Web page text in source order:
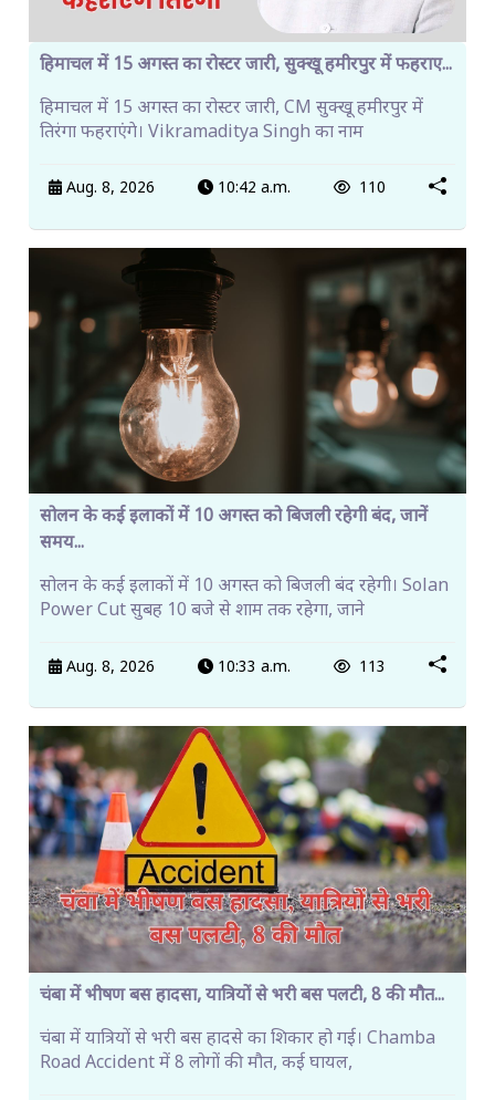
हिमाचल में 15 अगस्त का रोस्टर जारी, सुक्खू हमीरपुर में फहराए...
हिमाचल में 15 अगस्त का रोस्टर जारी, CM सुक्खू हमीरपुर में
तिरंगा फहराएंगे। Vikramaditya Singh का नाम
Aug. 8, 2026 10:42 a.m. 110
सोलन के कई इलाकों में 10 अगस्त को बिजली रहेगी बंद, जानें
समय...
सोलन के कई इलाकों में 10 अगस्त को बिजली बंद रहेगी। Solan
Power Cut सुबह 10 बजे से शाम तक रहेगा, जाने
Aug. 8, 2026 10:33 a.m. 113
चंबा में भीषण बस हादसा, यात्रियों से भरी बस पलटी, 8 की मौत...
चंबा में यात्रियों से भरी बस हादसे का शिकार हो गई। Chamba
Road Accident में 8 लोगों की मौत, कई घायल,